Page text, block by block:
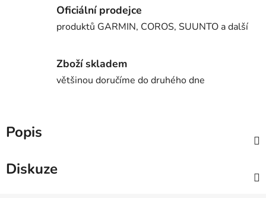
Oficiální prodejce
produktů GARMIN, COROS, SUUNTO a další
Zboží skladem
většinou doručíme do druhého dne
Popis
Diskuze